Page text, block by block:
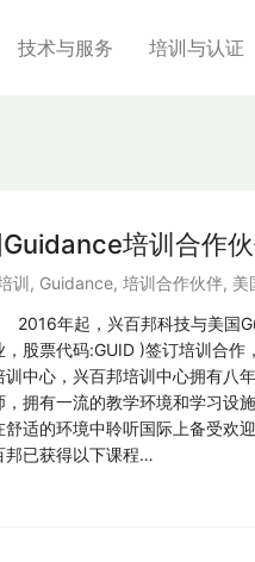
技术与服务 培训与认证
培训合作
训, Guidance, 培训合作伙伴, 美
2016年起，兴百邦科技与美国
，股票代码:GUID )签订培训合
训中心，兴百邦培训中心拥有八
，拥有一流的教学环境和学习设
舒适的环境中聆听国际上备受欢
邦已获得以下课程…